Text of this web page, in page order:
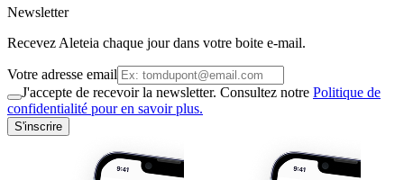
Newsletter
Recevez Aleteia chaque jour dans votre boite e-mail.
Votre adresse email
J'accepte de recevoir la newsletter. Consultez notre Politique de
confidentialité pour en savoir plus.
S'inscrire